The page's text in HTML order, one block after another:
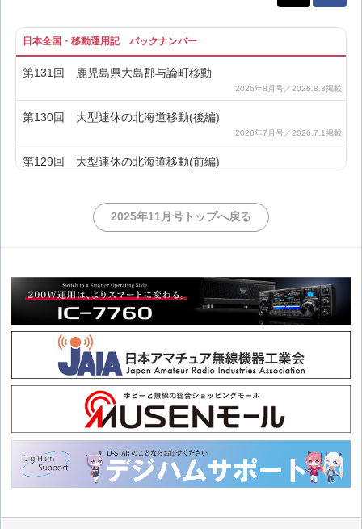
日本全国・移動運用記 バックナンバー
第131回 鹿児島県大島郡与論町移動
第130回 大型連休の北海道移動(後編)
第129回 大型連休の北海道移動(前編)
第128回 鹿児島郡十島村移動
第126回 横浜市・川崎市移動
第125回 年末年始の九州北部移動
第124回 山梨県移動
第123回 徳之島移動(3回目)
第122回 徒歩による東京都大島町移動
第121回 岩手県北部移動(後編)
2025年11月号トップへ戻る